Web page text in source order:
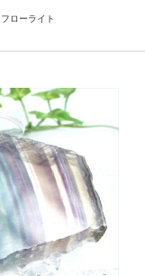
フローライト